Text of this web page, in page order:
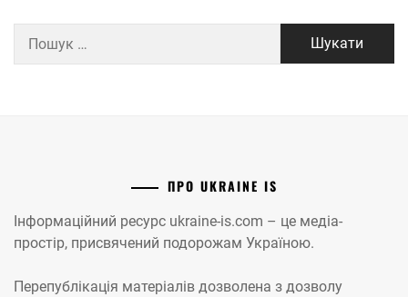
ПРО UKRAINE IS
Інформаційний ресурс ukraine-is.com – це медіа-
простір, присвячений подорожам Україною.
Перепублікація матеріалів дозволена з дозволу